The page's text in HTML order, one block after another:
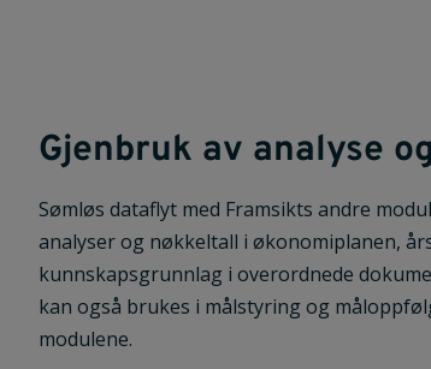
Gjenbruk av analyse
Sømløs dataflyt med Framsikts andre
analyser og nøkkeltall i økonomiplanen,
kunnskapsgrunnlag i overordnede
kan også brukes i målstyring og
modulene.